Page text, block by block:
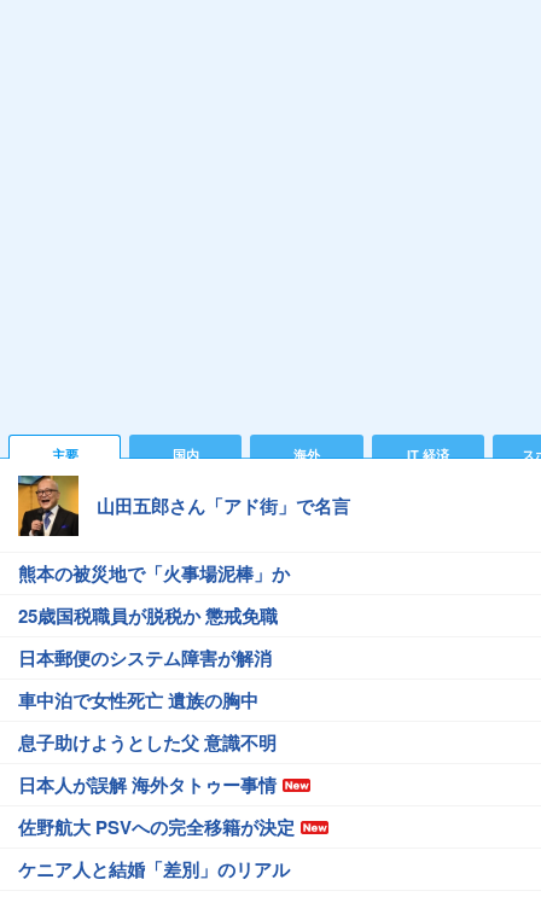
主要 国内 海外 IT 経済 ス
山田五郎さん「アド街」で名言
熊本の被災地で「火事場泥棒」か
25歳国税職員が脱税か 懲戒免職
日本郵便のシステム障害が解消
車中泊で女性死亡 遺族の胸中
息子助けようとした父 意識不明
日本人が誤解 海外タトゥー事情
佐野航大 PSVへの完全移籍が決定
ケニア人と結婚「差別」のリアル